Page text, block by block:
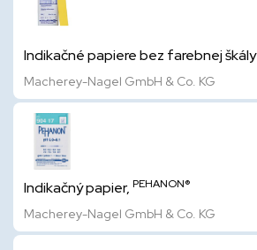
Indikačné papiere bez farebnej škály
Macherey-Nagel GmbH & Co. KG
Indikačný papier, PEHANON®
Macherey-Nagel GmbH & Co. KG